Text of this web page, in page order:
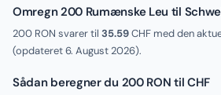
Omregn 200 Rumænske Leu til
200 RON svarer til 35.59CHF med den
(opdateret6. August 2026).
Sådan beregner du 200 RON til CHF